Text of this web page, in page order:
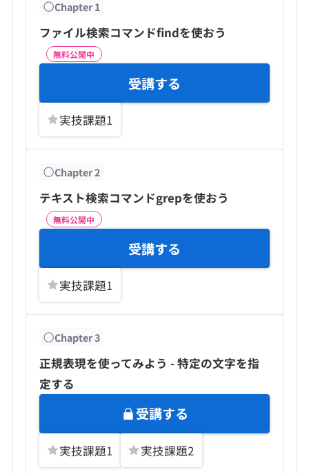
Chapter1
ファイル検索コマンドfindを使おう
無料公開中
受講する
実技課題1
Chapter2
テキスト検索コマンドgrepを使おう
無料公開中
受講する
実技課題1
Chapter3
正規表現を使ってみよう - 特定の文字を指
定する
受講する
実技課題1 実技課題2